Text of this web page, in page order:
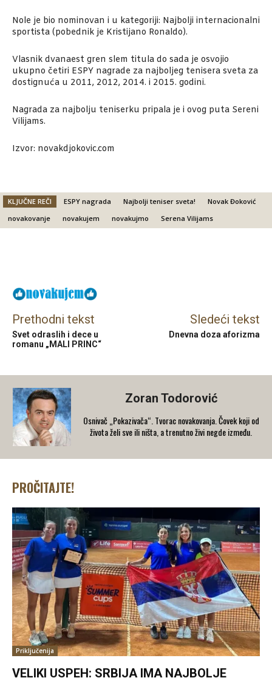
Nole je bio nominovan i u kategoriji: Najbolji internacionalni
sportista (pobednik je Kristijano Ronaldo).
Vlasnik dvanaest gren slem titula do sada je osvojio
ukupno četiri ESPY nagrade za najboljeg tenisera sveta za
dostignuća u 2011, 2012, 2014. i 2015. godini.
Nagrada za najbolju teniserku pripala je i ovog puta Sereni
Vilijams.
Izvor: novakdjokovic.com
KLJUČNE REČI ESPY nagrada Najbolji teniser sveta!
Novak Đoković
novakovanje
novakujem novakujmo Serena Vilijams
Prethodni tekst
Svet odraslih i dece u
romanu „MALI PRINC“
Sledeći tekst
Dnevna doza aforizma
Zoran Todorović
Osnivač „Pokazivača“. Tvorac novakovanja. Čovek koji od
života želi sve ili ništa, a trenutno živi negde između.
PROČITAJTE!
Priključenija
VELIKI USPEH: SRBIJA IMA NAJBOLJE